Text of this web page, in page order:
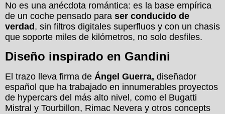
No es una anécdota romántica: es la base empírica
de un coche pensado para ser conducido de
verdad , sin filtros digitales superfluos y con un chasis
que soporte miles de kilómetros, no solo desfiles.
Diseño inspirado en Gandini
El trazo lleva firma de Ángel Guerra, diseñador
español que ha trabajado en innumerables proyectos
de hypercars del más alto nivel, como el Bugatti
Mistral y Tourbillon, Rimac Nevera y otros concepts